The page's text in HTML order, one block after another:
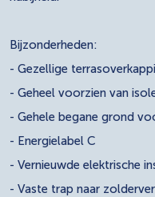
Bijzonderheden:
- Gezellige
- Geheel voorzien van
- Gehele begane grond
- Energielabel C
- Vernieuwde elektrische
- Vaste trap naar